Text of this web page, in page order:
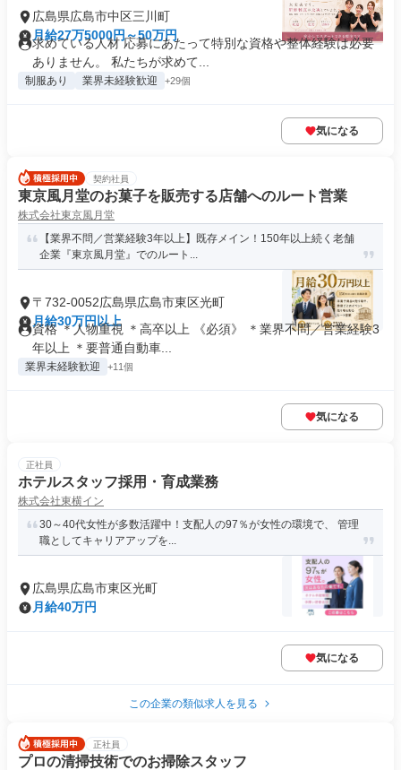
広島県広島市中区三川町
月給27万5000円～50万円
求めている人材 応募にあたって特別な資格や整体経験は必要
ありません。 私たちが求めて...
制服あり 業界未経験歓迎 +29個
気になる
契約社員
東京風月堂のお菓子を販売する店舗へのルート営業
株式会社東京風月堂
【業界不問／営業経験3年以上】既存メイン！150年以上続く老舗
企業『東京風月堂』でのルート...
〒732-0052広島県広島市東区光町
月給30万円以上
資格 ＊人物重視 ＊高卒以上 《必須》 ＊業界不問／営業経験3
年以上 ＊要普通自動車...
業界未経験歓迎 +11個
気になる
正社員
ホテルスタッフ採用・育成業務
株式会社東横イン
30～40代女性が多数活躍中！支配人の97％が女性の環境で、 管理
職としてキャリアアップを...
広島県広島市東区光町
月給40万円
気になる
この企業の類似求人を見る
正社員
プロの清掃技術でのお掃除スタッフ